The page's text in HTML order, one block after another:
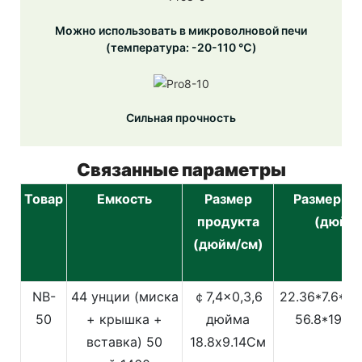
Можно использовать в микроволновой печи
(температура: -20-110 ℃)
Сильная прочность
Связанные параметры
Товар Емкость
Размер
продукта
(дюйм/см)
Размер
NB-
50
44 унции (миска
+ крышка +
вставка) 50
￠7,4x0,3,6
дюйма
18.8x9.14См